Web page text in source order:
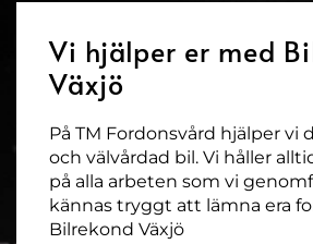
Vi hjälper er med
Växjö
På TM Fordonsvård hjälper vi
och välvårdad bil. Vi håller
på alla arbeten som vi
kännas tryggt att lämna era
Bilrekond Växjö